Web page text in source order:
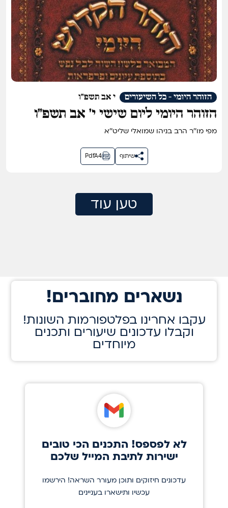
י אב תשפ"ו הזוהר היומי - כל השיעורים
הזוהר היומי ליום שישי י׳ אב תשפ״ו
מפי מו''ר הרב בניהו שמואלי שליט''א
PdfA4 שיתוף
טען עוד
!נשארים מחוברים
!עקבו אחרינו בפלטפורמות השונות
וקבלו עדכונים שיעורים ותכנים
מיוחדים
לא לפספס! התכנים הכי טובים
ישירות לתיבת המייל שלכם
עדכונים חיזוקים ותוכן מעורר השראה! הירשמו
עכשיו ותישארו בעניינים